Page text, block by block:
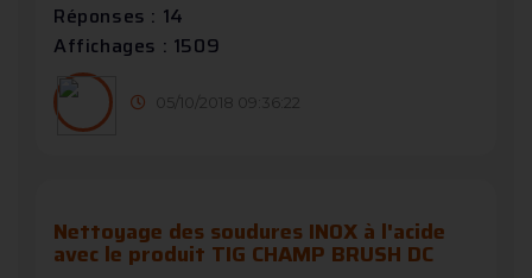
Réponses : 14
Affichages : 1509
05/10/2018 09:36:22
Nettoyage des soudures INOX à l'acide
avec le produit TIG CHAMP BRUSH DC